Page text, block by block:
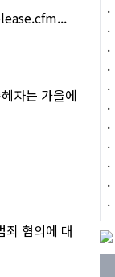
자는 가을에
죄 혐의에 대